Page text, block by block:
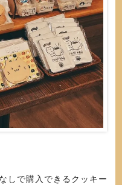
しで購入できるクッキー